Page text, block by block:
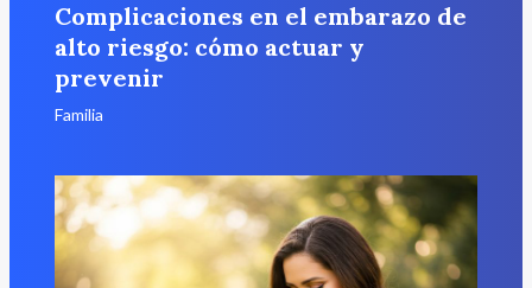
Complicaciones en el embarazo de
alto riesgo: cómo actuar y
prevenir
Familia